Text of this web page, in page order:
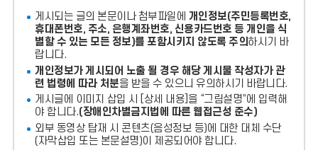
게시되는 글의 본문이나 첨부파일에 개인정보(주민등록번호,
휴대폰번호, 주소, 은행계좌번호, 신용카드번호 등 개인을 식
별할 수 있는 모든 정보)를 포함시키지 않도록 주의하시기 바
랍니다.
개인정보가 게시되어 노출 될 경우 해당 게시물 작성자가 관
련 법령에 따라 처분을 받을 수 있으니 유의하시기 바랍니다.
게시글에 이미지 삽입 시 [상세 내용]을 “그림설명”에 입력해
야 합니다.(장애인차별금지법에 따른 웹접근성 준수)
외부 동영상 탑재 시 콘텐츠(음성정보 등)에 대한 대체 수단
(자막삽입 또는 본문설명)이 제공되어야 합니다.